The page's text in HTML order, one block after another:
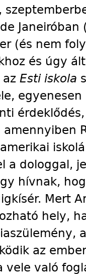
(és nem
és úgy
Esti iskola
a dologgal,
hívnak,
Mert
hely,
az
vele való